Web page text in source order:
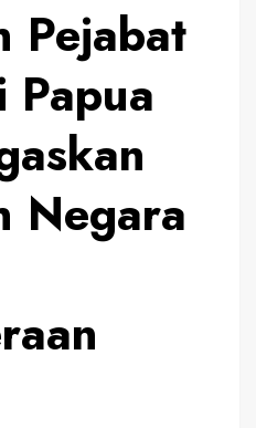
Pejabat
Papua
Negara